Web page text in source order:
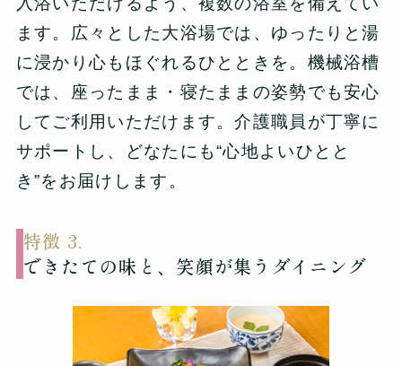
ます。広々とした大浴場では、ゆったりと湯
に浸かり心もほぐれるひとときを。機械浴槽
では、座ったまま・寝たままの姿勢でも安心
してご利用いただけます。介護職員が丁寧に
サポートし、どなたにも“心地よいひとと
き”をお届けします。
特徴 3.
できたての味と、笑顔が集うダイニング